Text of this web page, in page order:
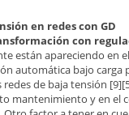
en redes con GD
con
están apareciendo en
automática bajo carga
de baja tensión
mantenimiento y en el